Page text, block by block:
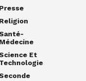
Presse
Religion
Médecine
Et
Technologie